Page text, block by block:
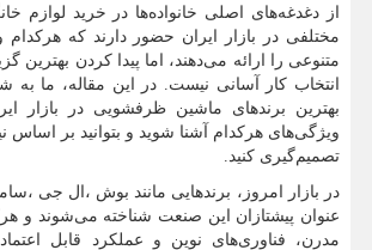
از دغدغه‌های اصلی خانواده‌ها در خرید لوازم
مختلفی در بازار ایران حضور دارند که هرکدام
متنوعی را ارائه می‌دهند، اما پیدا کردن بهترین
انتخاب کار آسانی نیست. در این مقاله، ما به
بهترین برندهای ماشین ظرفشویی در بازار
ویژگی‌های هرکدام آشنا شوید و بتوانید بر
تصمیم‌گیری کنید.
در بازار امروز، برندهایی مانند بوش ،ال جی ،
عنوان پیشتازان این صنعت شناخته می‌شوند و
مدرن، فناوری‌های نوین و عملکرد قابل اعتماد